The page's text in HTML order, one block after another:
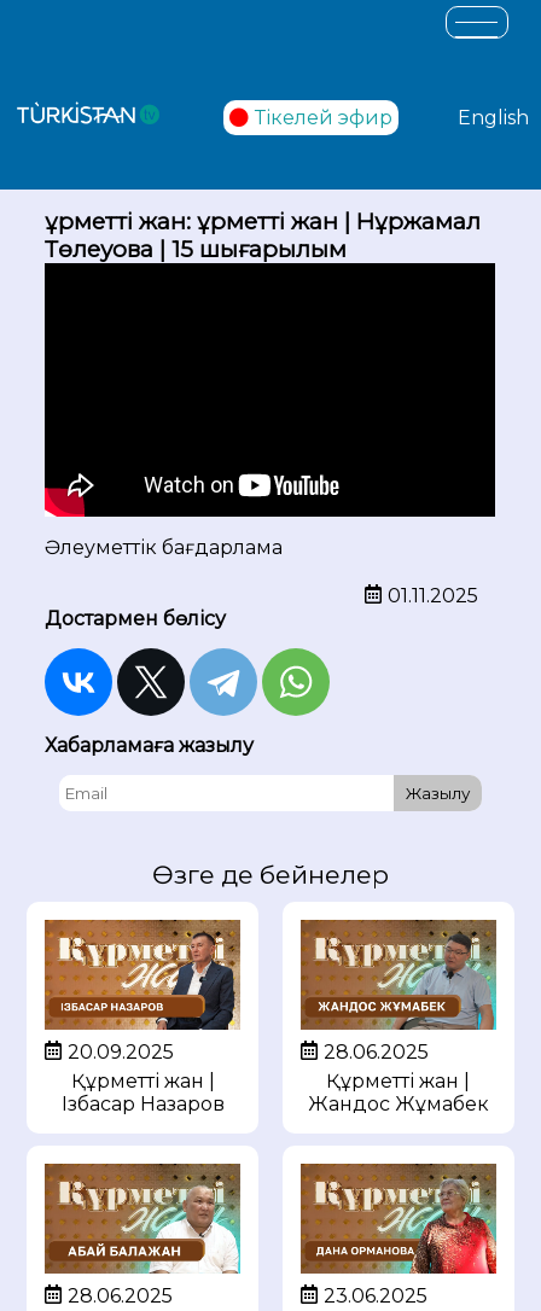
Тікелей эфир English
Құрметті жан: Құрметті жан | Нұржамал
Төлеуова | 15 шығарылым
Әлеуметтік бағдарлама
01.11.2025
Достармен бөлісу
Хабарламаға жазылу
Жазылу
Өзге де бейнелер
20.09.2025
Құрметті жан |
Ізбасар Назаров
28.06.2025
Құрметті жан |
Жандос Жұмабек
28.06.2025
23.06.2025